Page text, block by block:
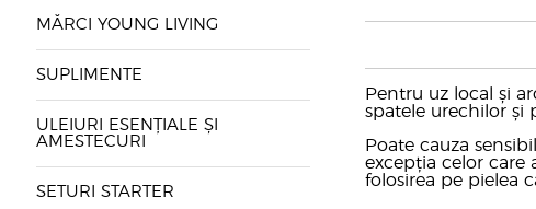
MĂRCI YOUNG LIVING
SUPLIMENTE
ULEIURI ESENȚIALE ȘI
AMESTECURI
SETURI STARTER
Pentru uz local și
spatele urechilor și
Poate cauza
excepția celor care
folosirea pe pielea